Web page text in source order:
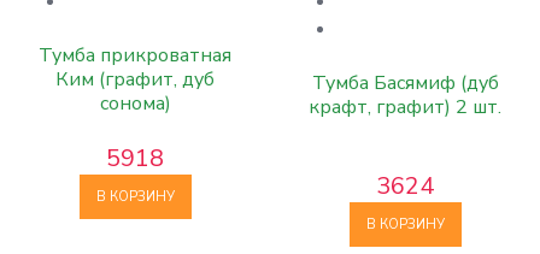
Тумба прикроватная
Ким (графит, дуб
сонома)
5918
В КОРЗИНУ
Тумба Басямиф (дуб
крафт, графит) 2 шт.
3624
В КОРЗИНУ